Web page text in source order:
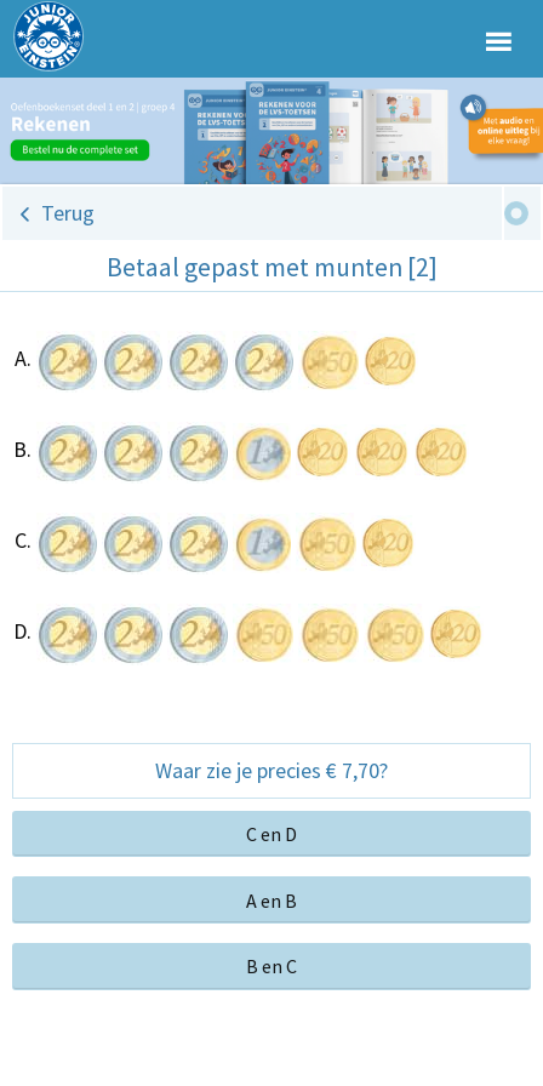
Terug
Betaal gepast met munten [2]
Waar zie je precies € 7,70?
C en D
A en B
B en C